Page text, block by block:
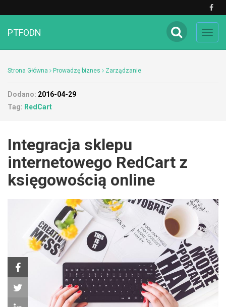
PTFODN
Strona Główna Prowadzę biznes Zarządzanie
Dodano: 2016-04-29
Tag: RedCart
Integracja sklepu
internetowego RedCart z
księgowością online